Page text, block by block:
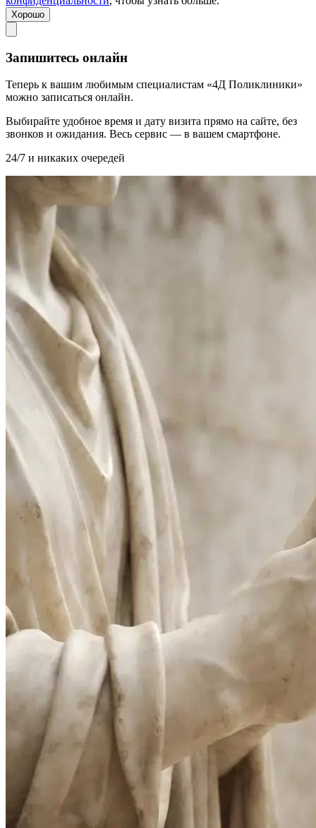
Хорошо
Запишитесь онлайн
Теперь к вашим любимым специалистам «4Д Поликлиники»
можно записаться онлайн.
Выбирайте удобное время и дату визита прямо на сайте, без
звонков и ожидания. Весь сервис — в вашем смартфоне.
24/7 и никаких очередей